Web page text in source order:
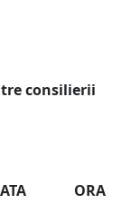
consilierii
ORA